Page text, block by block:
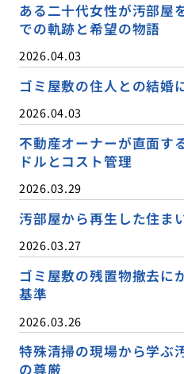
ある二十代女性が汚部屋
での軌跡と希望の物語
2026.04.03
ゴミ屋敷の住人との結婚
2026.04.03
不動産オーナーが直面す
ドルとコスト管理
2026.03.29
汚部屋から再生した住ま
2026.03.27
ゴミ屋敷の残置物撤去に
基準
2026.03.26
特殊清掃の現場から学ぶ
の尊厳